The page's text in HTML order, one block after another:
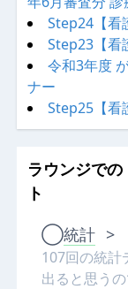
Step24【看
Step23【看
令和3年度
ナー
Step25【看
ラウンジで
ト
◯統計 >
107回の統計
出ると思う